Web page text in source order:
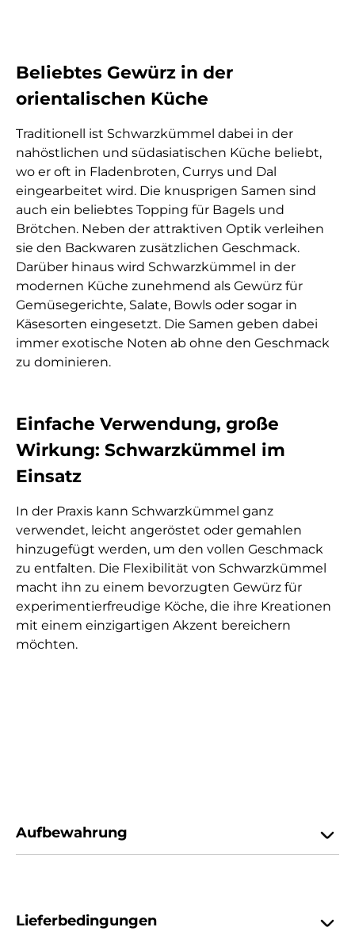
Beliebtes Gewürz in der
orientalischen Küche
Traditionell ist Schwarzkümmel dabei in der
nahöstlichen und südasiatischen Küche beliebt,
wo er oft in Fladenbroten, Currys und Dal
eingearbeitet wird. Die knusprigen Samen sind
auch ein beliebtes Topping für Bagels und
Brötchen. Neben der attraktiven Optik verleihen
sie den Backwaren zusätzlichen Geschmack.
Darüber hinaus wird Schwarzkümmel in der
modernen Küche zunehmend als Gewürz für
Gemüsegerichte, Salate, Bowls oder sogar in
Käsesorten eingesetzt. Die Samen geben dabei
immer exotische Noten ab ohne den Geschmack
zu dominieren.
Einfache Verwendung, große
Wirkung: Schwarzkümmel im
Einsatz
In der Praxis kann Schwarzkümmel ganz
verwendet, leicht angeröstet oder gemahlen
hinzugefügt werden, um den vollen Geschmack
zu entfalten. Die Flexibilität von Schwarzkümmel
macht ihn zu einem bevorzugten Gewürz für
experimentierfreudige Köche, die ihre Kreationen
mit einem einzigartigen Akzent bereichern
möchten.
Aufbewahrung
Lieferbedingungen